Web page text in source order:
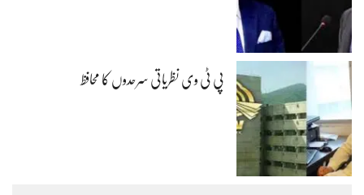
پی ٹی وی نظریاتی سرحدوں کا محافظ